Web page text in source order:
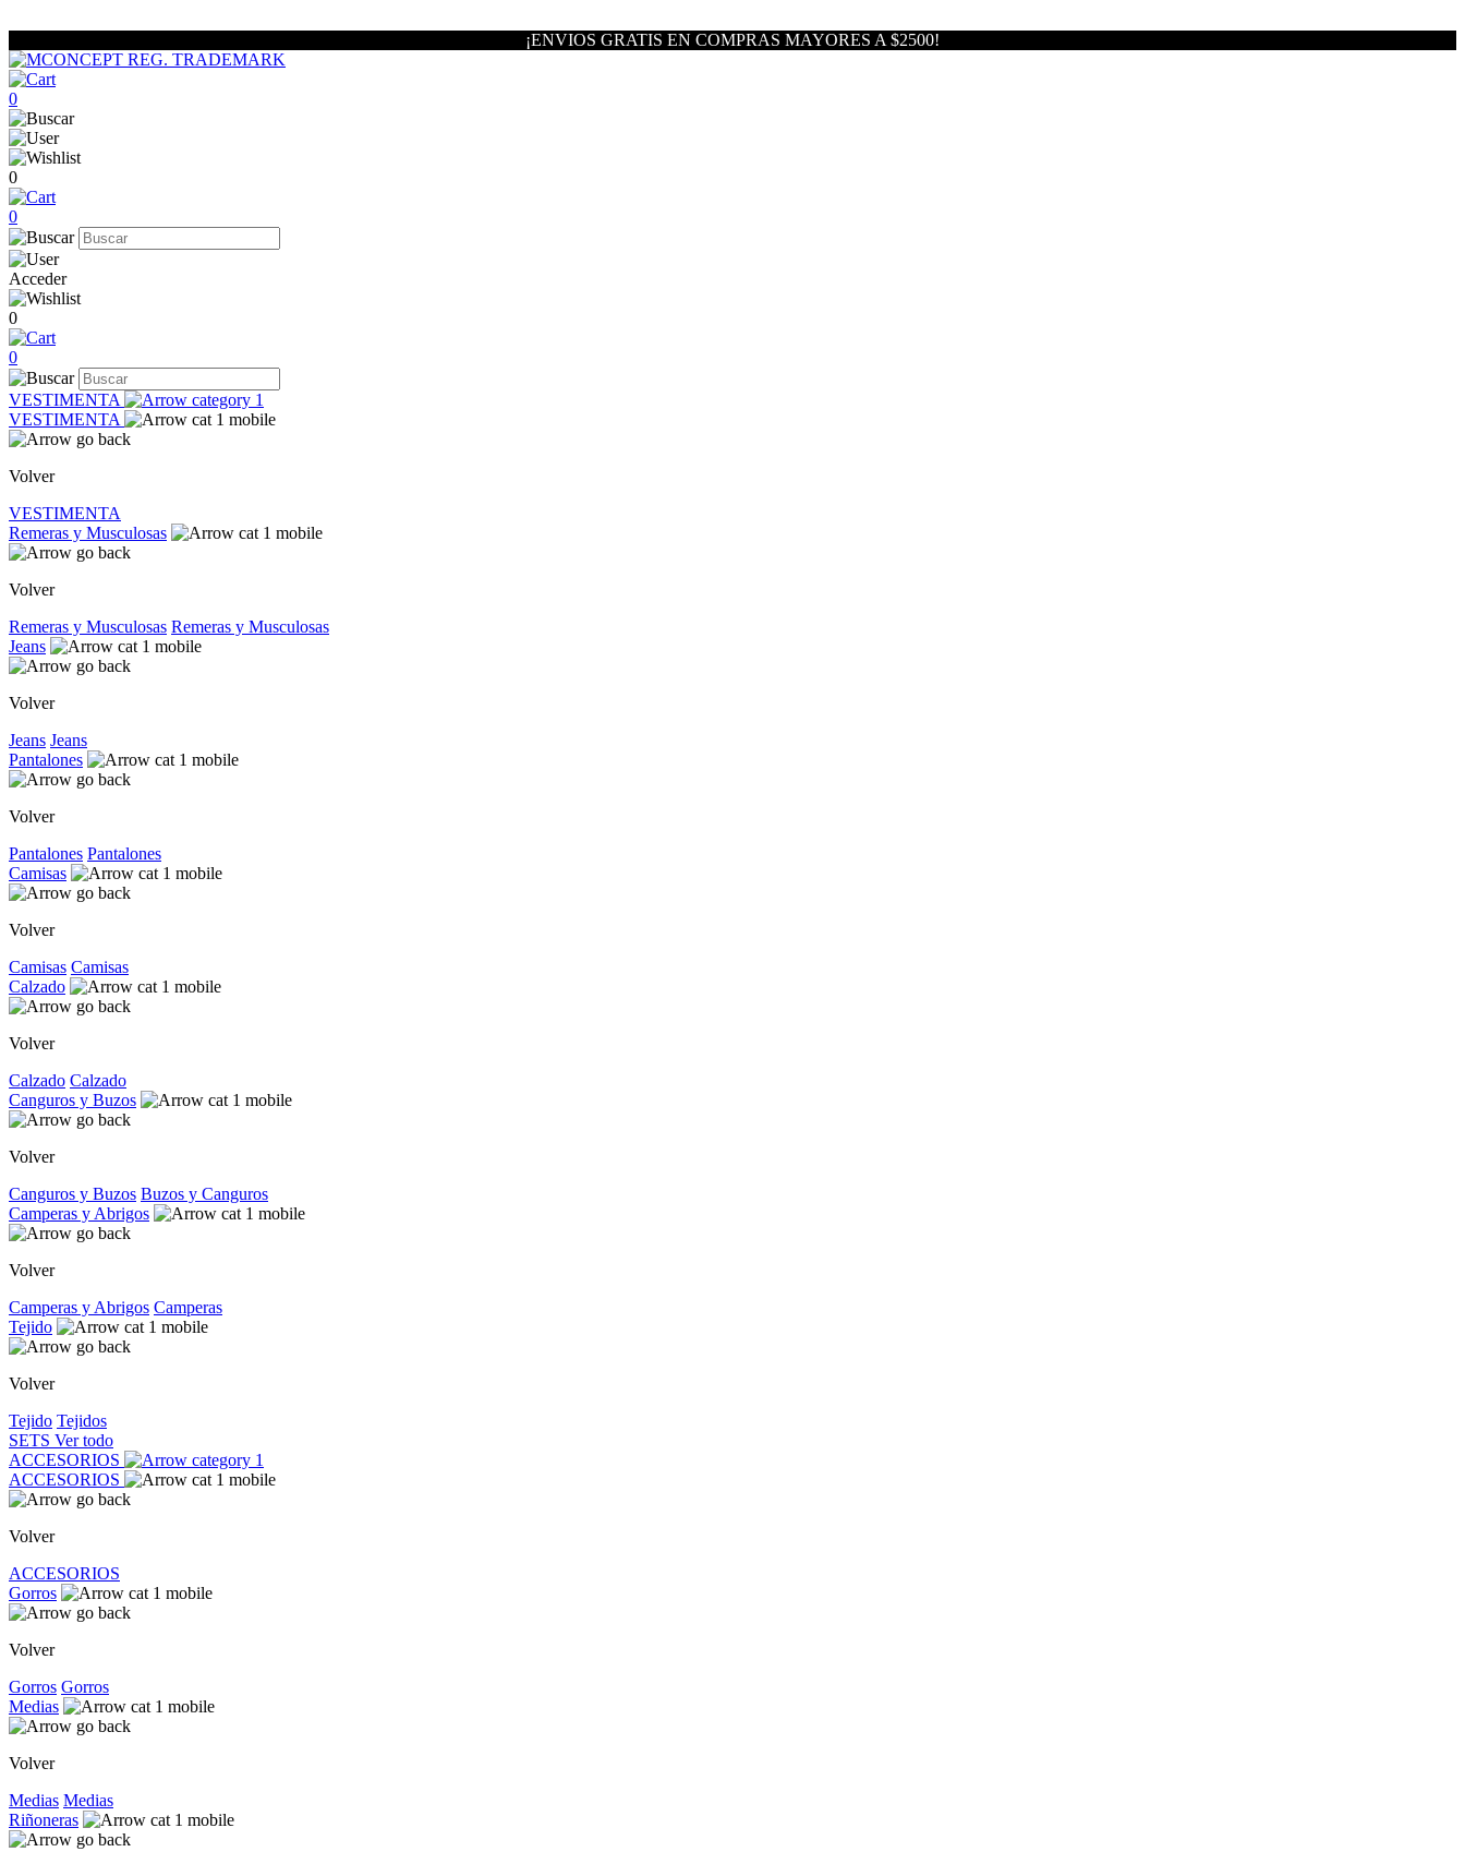
¡ENVIOS GRATIS EN COMPRAS MAYORES A $2500!
0
0
0
Acceder
0
0
VESTIMENTA
VESTIMENTA
Volver
VESTIMENTA
Remeras y Musculosas
Volver
Remeras y Musculosas Remeras y Musculosas
Jeans
Volver
Jeans Jeans
Pantalones
Volver
Pantalones Pantalones
Camisas
Volver
Camisas Camisas
Calzado
Volver
Calzado Calzado
Canguros y Buzos
Volver
Canguros y Buzos Buzos y Canguros
Camperas y Abrigos
Volver
Camperas y Abrigos Camperas
Tejido
Volver
Tejido Tejidos
SETS Ver todo
ACCESORIOS
ACCESORIOS
Volver
ACCESORIOS
Gorros
Volver
Gorros Gorros
Medias
Volver
Medias Medias
Riñoneras